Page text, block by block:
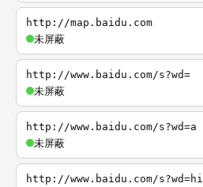
http://map.baidu.com
未屏蔽
http://www.baidu.com/s?wd=
未屏蔽
http://www.baidu.com/s?wd=a
未屏蔽
http://www.baidu.com/s?wd=hi